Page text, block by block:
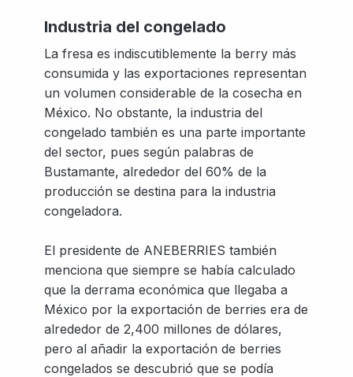
Industria del congelado
La fresa es indiscutiblemente la berry más
consumida y las exportaciones representan
un volumen considerable de la cosecha en
México. No obstante, la industria del
congelado también es una parte importante
del sector, pues según palabras de
Bustamante, alrededor del 60% de la
producción se destina para la industria
congeladora.
El presidente de ANEBERRIES también
menciona que siempre se había calculado
que la derrama económica que llegaba a
México por la exportación de berries era de
alrededor de 2,400 millones de dólares,
pero al añadir la exportación de berries
congelados se descubrió que se podía